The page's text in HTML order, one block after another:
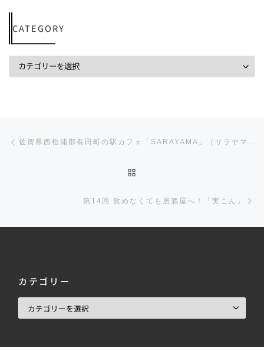
CATEGORY
投稿ナビゲーション 佐賀県西松浦郡有田町の駅カフェ「SARAYAMA」（サラヤマ）に行ってきた！
第14回 飲めなくても居酒屋へ！「実こん」
カテゴリー